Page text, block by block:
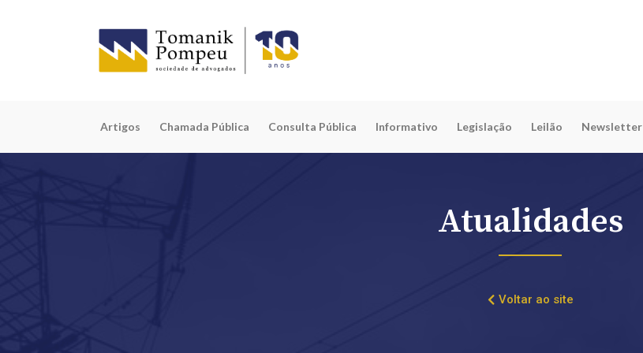
Artigos Chamada Pública Consulta Pública Informativo Legislação Leilão Newsletter
Atualidades
Voltar ao site